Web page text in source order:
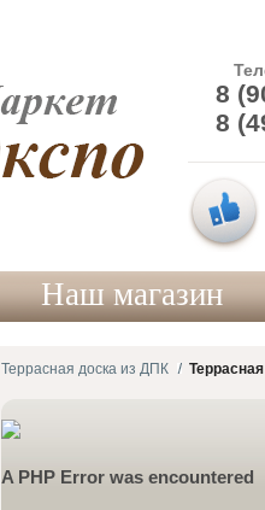
8
8
Наш магазин
Террасная доска из ДПК
A PHP Error was encountered